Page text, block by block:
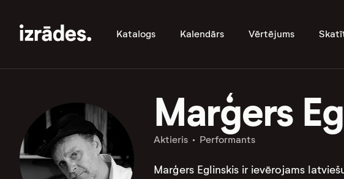
Katalogs Kalendārs Vērtējums
Marģers
Aktieris Performants
Marģers Eglinskis ir ievērojams